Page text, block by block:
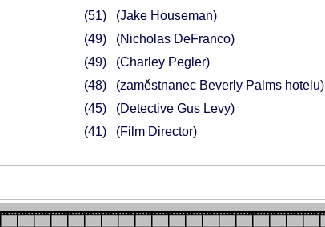
51
(Jake Houseman)
49
(Nicholas DeFranco)
49
(Charley Pegler)
48
(zaměstnanec Beverly Palms hotelu)
45
(Detective Gus Levy)
41 (Film Director)